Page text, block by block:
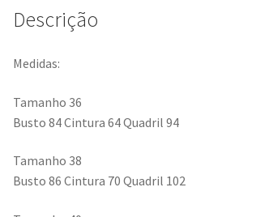
Descrição
Medidas:
Tamanho 36
Busto 84 Cintura 64 Quadril 94
Tamanho 38
Busto 86 Cintura 70 Quadril 102